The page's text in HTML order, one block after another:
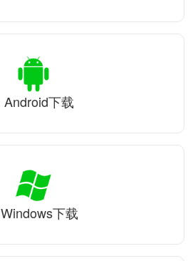
Android下载
Windows下载